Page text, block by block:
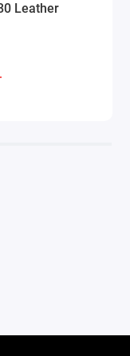
Leather